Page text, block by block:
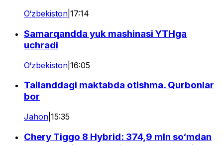
O‘zbekiston 17:14
Samarqandda yuk mashinasi YTHga
uchradi
O‘zbekiston 16:05
Tailanddagi maktabda otishma. Qurbonlar
bor
Jahon 15:35
Chery Tiggo 8 Hybrid: 374,9 mln so‘mdan